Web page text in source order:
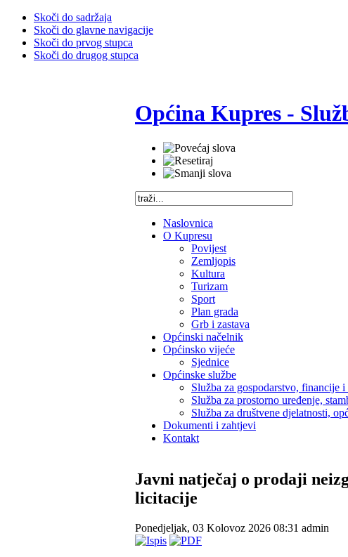
Skoči do sadržaja
Skoči do glavne navigacije
Skoči do prvog stupca
Skoči do drugog stupca
Općina Kupres -
Naslovnica
O Kupresu
Povijest
Zemljopis
Kultura
Turizam
Sport
Plan grada
Grb i zastava
Općinski načelnik
Općinsko vijeće
Sjednice
Općinske službe
Služba za gospodarstvo, financije
Služba za prostorno uređenje,
Služba za društvene djelatnosti,
Dokumenti i zahtjevi
Kontakt
Javni natječaj o prodaji
licitacije
Ponedjeljak, 03 Kolovoz 2026 08:31 admin